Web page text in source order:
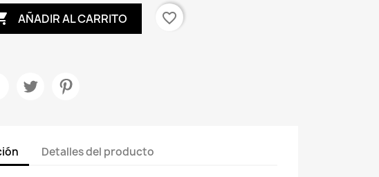
AÑADIR AL CARRITO
favorite_border
Detalles del producto